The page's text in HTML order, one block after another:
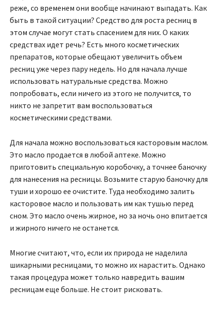
реже, со временем они вообще начинают выпадать. Как
быть в такой ситуации? Средство для роста ресниц в
этом случае могут стать спасением для них. О каких
средствах идет речь? Есть много косметических
препаратов, которые обещают увеличить объем
ресниц уже через пару недель. Но для начала лучше
использовать натуральные средства. Можно
попробовать, если ничего из этого не получится, то
никто не запретит вам воспользоваться
косметическими средствами.
Для начала можно воспользоваться касторовым маслом.
Это масло продается в любой аптеке. Можно
приготовить специальную коробочку, а точнее баночку
для нанесения на ресницы. Возьмите старую баночку для
туши и хорошо ее очистите. Туда необходимо залить
касторовое масло и пользовать им как тушью перед
сном. Это масло очень жирное, но за ночь оно впитается
и жирного ничего не останется.
Многие считают, что, если их природа не наделила
шикарными ресницами, то можно их нарастить. Однако
такая процедура может только навредить вашим
ресницам еще больше. Не стоит рисковать.